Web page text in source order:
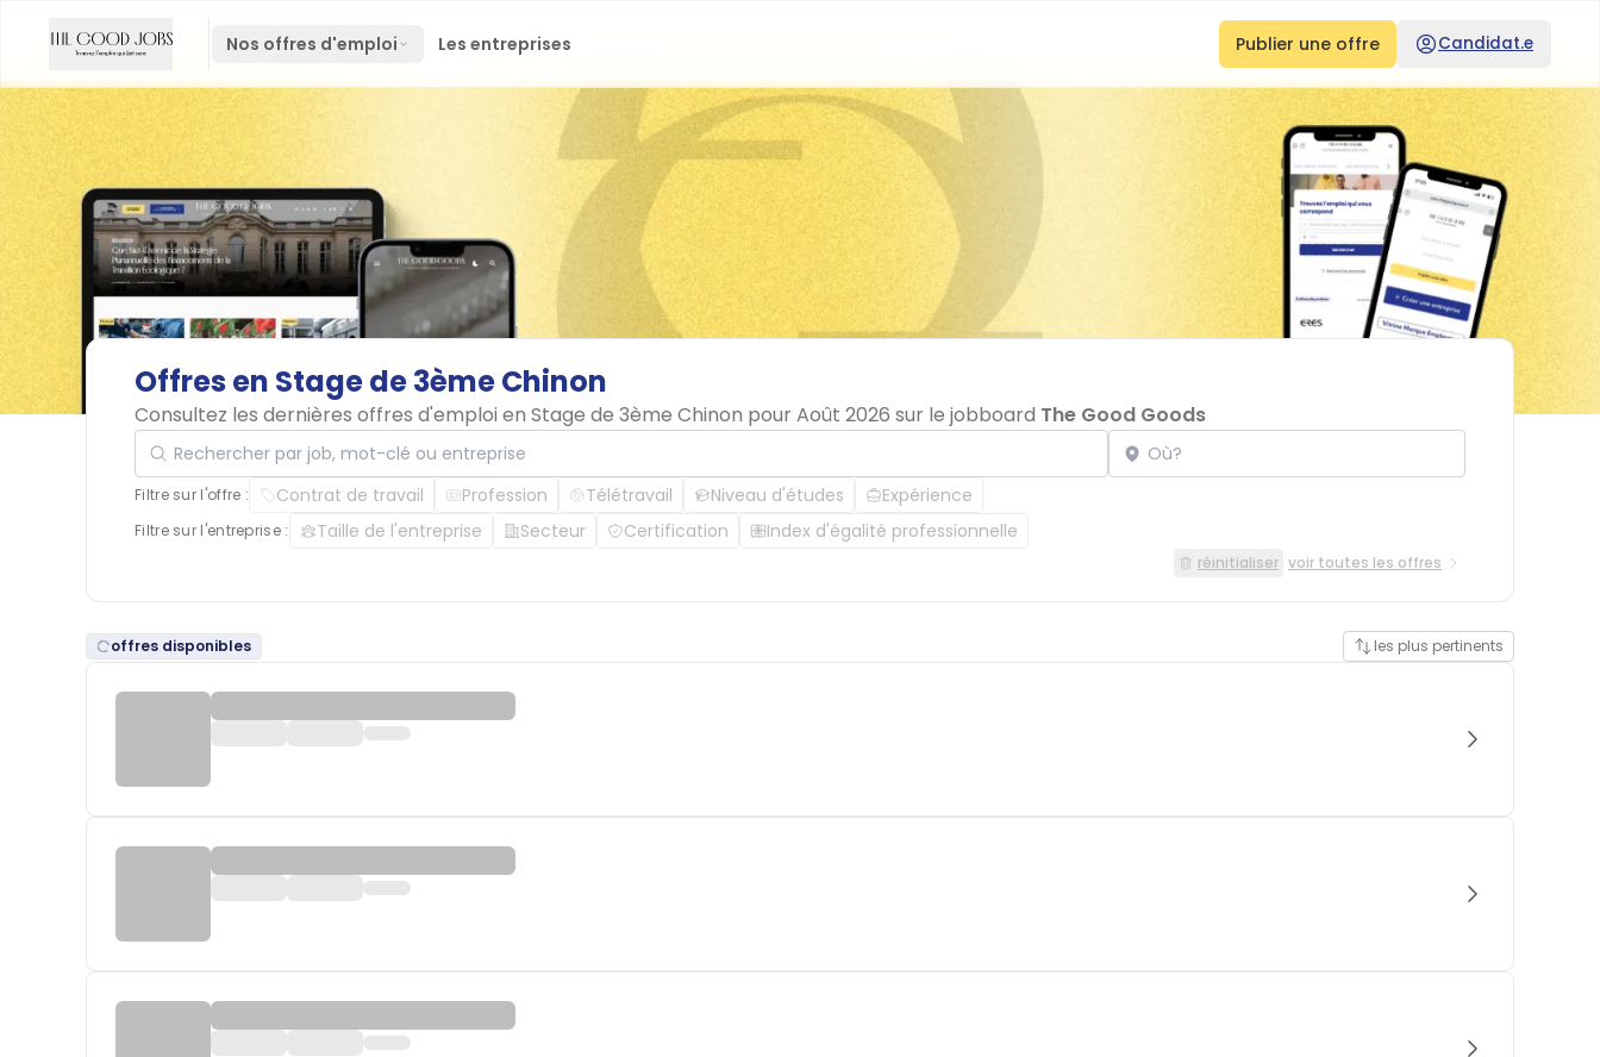
Nos offres d'emploi Les entreprises Publier une offre Candidat.e
Offres en Stagede3èmeChinon
Consultez les dernières offres d'emploi en Stage de 3ème Chinon pour Août 2026 sur le jobboard The Good Goods
Rechercher par job, mot-clé ou entreprise Localisation
Filtre sur l'offre : Contrat de travail Profession Télétravail Niveau d'études Expérience
Filtre sur l'entreprise : Taille de l'entreprise Secteur Certification Index d'égalité professionnelle
réinitialiser voir toutes les offres
offres disponibles les plus pertinents